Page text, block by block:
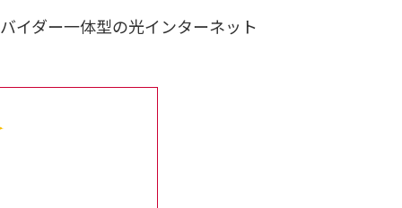
イダー一体型の光インターネット